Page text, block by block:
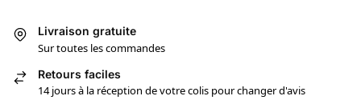
Livraison gratuite
Sur toutes les commandes
Retours faciles
14 jours à la réception de votre colis pour changer d'avis